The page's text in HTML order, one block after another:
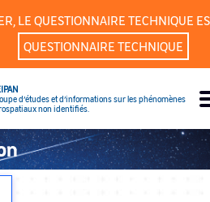
LE QUESTIONNAIRE TECHNIQUE
QUESTIONNAIRE TECHNIQUE
d’études et d’informations sur les phénomènes
non identifiés.